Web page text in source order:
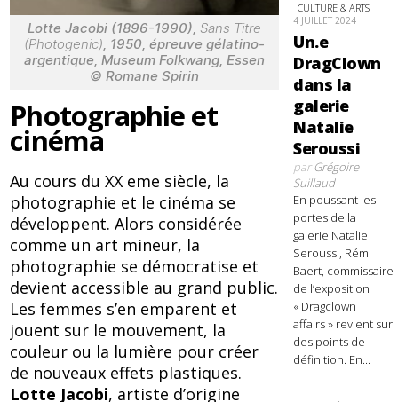
Lotte Jacobi (1896-1990), Sans Titre
(Photogenic) , 1950, épreuve gélatino-
argentique, Museum Folkwang, Essen
© Romane Spirin
Photographie et
cinéma
Au cours du XX eme siècle, la
photographie et le cinéma se
développent. Alors considérée
comme un art mineur, la
photographie se démocratise et
devient accessible au grand public.
Les femmes s’en emparent et
jouent sur le mouvement, la
couleur ou la lumière pour créer
de nouveaux effets plastiques.
Lotte Jacobi, artiste d’origine
CULTURE & ARTS
4 JUILLET 2024
Un.e
DragClown
dans la
galerie
Natalie
Seroussi
parGrégoire
Suillaud
En poussant les
portes de la
galerie Natalie
Seroussi, Rémi
Baert, commissaire
de l’exposition
« Dragclown
affairs » revient sur
des points de
définition. En...